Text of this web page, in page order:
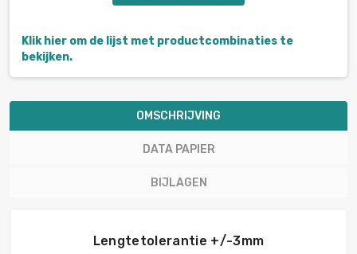
Klik hier om de lijst met productcombinaties te
bekijken.
OMSCHRIJVING
DATA PAPIER
BIJLAGEN
Lengtetolerantie +/-3mm